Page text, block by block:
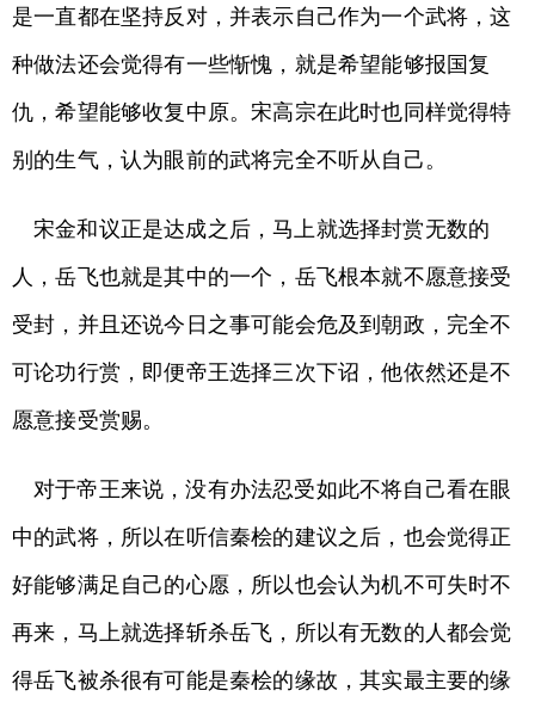
是一直都在坚持反对，并表示自己作为一个武将，这
种做法还会觉得有一些惭愧，就是希望能够报国复
仇，希望能够收复中原。宋高宗在此时也同样觉得特
别的生气，认为眼前的武将完全不听从自己。
宋金和议正是达成之后，马上就选择封赏无数的
人，岳飞也就是其中的一个，岳飞根本就不愿意接受
受封，并且还说今日之事可能会危及到朝政，完全不
可论功行赏，即便帝王选择三次下诏，他依然还是不
愿意接受赏赐。
对于帝王来说，没有办法忍受如此不将自己看在眼
中的武将，所以在听信秦桧的建议之后，也会觉得正
好能够满足自己的心愿，所以也会认为机不可失时不
再来，马上就选择斩杀岳飞，所以有无数的人都会觉
得岳飞被杀很有可能是秦桧的缘故，其实最主要的缘